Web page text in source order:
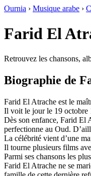
Ournia › Musique arabe ›
Retrouvez les chansons,
Biographie de
Farid El Atrache est le
Il voit le jour le 19 octobre
Dès son enfance, Farid El
perfectionne au Oud.
La célébrité vient d’une
Il tourne plusieurs films
Parmi ses chansons les
Farid El Atrache ne se